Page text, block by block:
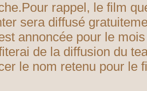
rappel, le film
sera diffusé
annoncée pour le
de la diffusion du
le nom retenu pour le